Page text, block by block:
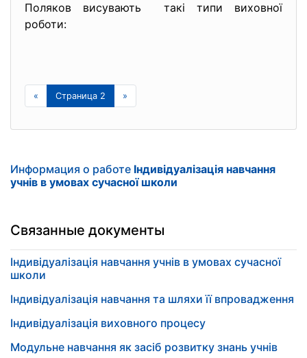
Поляков висувають такі типи виховної
роботи:
« Страница 2 »
Информация о работе Індивідуалізація навчання
учнів в умовах сучасної школи
Связанные документы
Індивідуалізація навчання учнів в умовах сучасної
школи
Індивідуалізація навчання та шляхи її впровадження
Індивідуалізація виховного процесу
Модульне навчання як засіб розвитку знань учнів